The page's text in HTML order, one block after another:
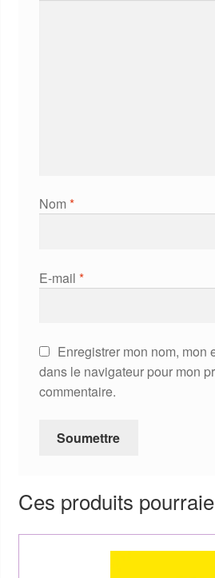
Nom *
E-mail *
Enregistrer mon nom, mon
dans le navigateur pour mon
commentaire.
Ces produits